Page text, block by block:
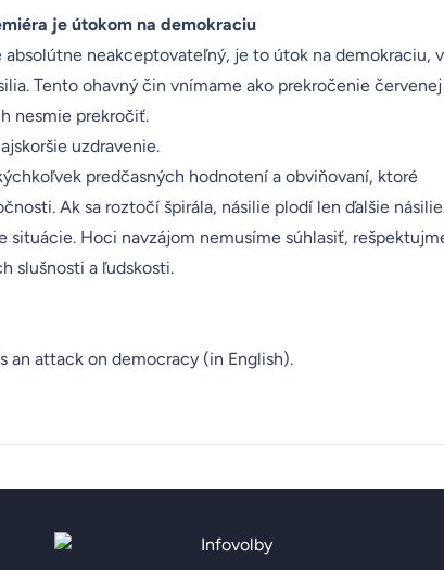
je útokom na demokraciu
absolútne neakceptovateľný, je to útok na demokraciu, v
Tento ohavný čin vnímame ako prekročenie červenej
nesmie prekročiť.
uzdravenie.
predčasných hodnotení a obviňovaní, ktoré
Ak sa roztočí špirála, násilie plodí len ďalšie
Hoci navzájom nemusíme súhlasiť,
slušnosti a ľudskosti.
an attack on democracy (in English).